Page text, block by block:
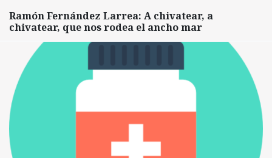
Ramón Fernández Larrea: A chivatear, a
chivatear, que nos rodea el ancho mar